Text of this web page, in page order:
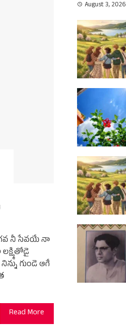
నీ సేవయే నా
గుండె ఆగే
Read More
August 3, 2026